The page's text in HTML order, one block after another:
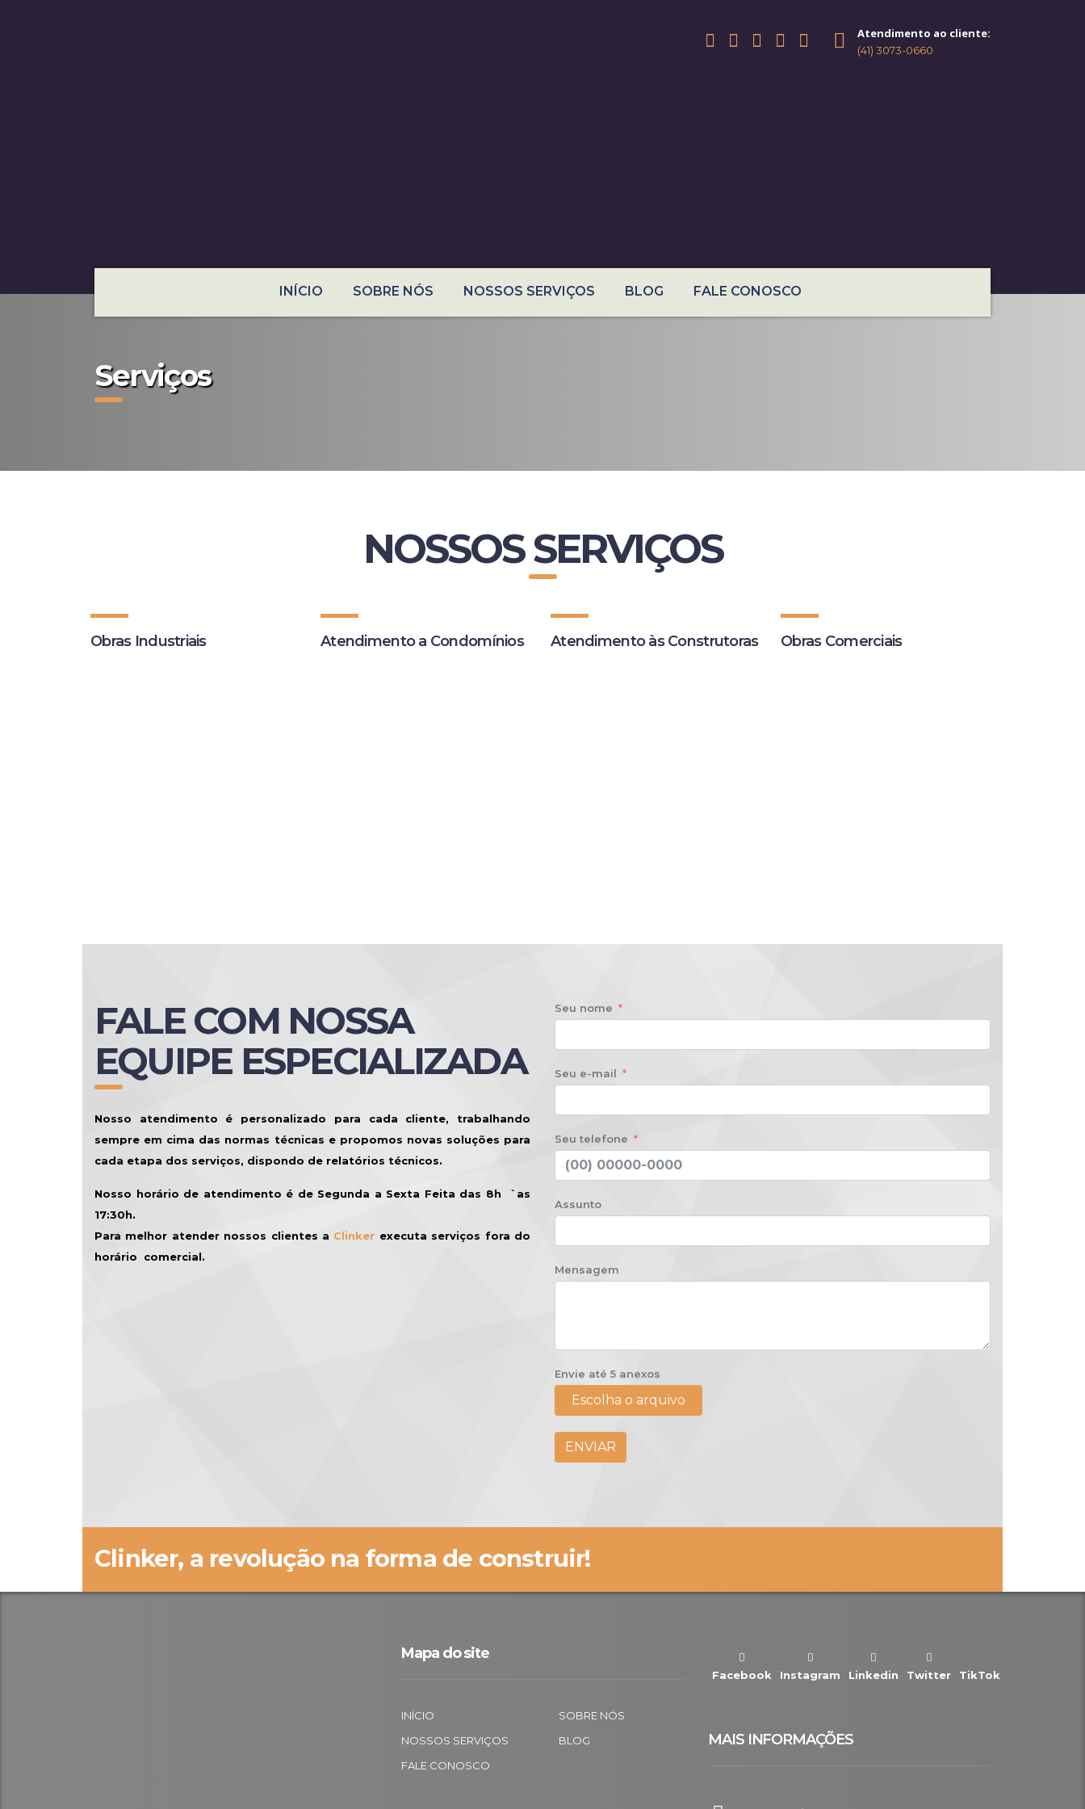
Atendimento ao cliente:
(41) 3073-0660
INÍCIO SOBRE NÓS NOSSOS SERVIÇOS BLOG FALE CONOSCO
Serviços
NOSSOS SERVIÇOS
Obras Industriais Atendimento a Condomínios Atendimento às Construtoras Obras Comerciais
FALE COM NOSSA
EQUIPE ESPECIALIZADA
Nosso atendimento é personalizado para cada cliente, trabalhando
sempre em cima das normas técnicas e propomos novas soluções para
cada etapa dos serviços, dispondo de relatórios técnicos.
Nosso horário de atendimento é de Segunda a Sexta Feita das 8h `as
17:30h.
Para melhor atender nossos clientes a Clinker executa serviços fora do
horário comercial.
Seu nome
Seu e-mail
Seu telefone
Assunto
Mensagem
Envie até 5 anexos
Escolha o arquivo
ENVIAR
Clinker, a revolução na forma de construir!
Mapa do site
INÍCIO
SOBRE NÓS
NOSSOS SERVIÇOS
BLOG
FALE CONOSCO
Facebook Instagram Linkedin Twitter TikTok
MAIS INFORMAÇÕES